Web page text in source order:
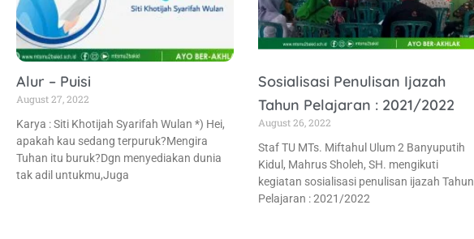
Alur – Puisi
August 27, 2022
Karya : Siti Khotijah Syarifah Wulan *) Hei,
apakah kau sedang terpuruk?Mengira
Tuhan itu buruk?Dgn menyediakan dunia
tak adil untukmu,Juga
Sosialisasi Penulisan Ijazah
Tahun Pelajaran : 2021/2022
August 26, 2022
Staf TU MTs. Miftahul Ulum 2 Banyuputih
Kidul, Mahrus Sholeh, SH. mengikuti
kegiatan sosialisasi penulisan ijazah Tahun
Pelajaran : 2021/2022